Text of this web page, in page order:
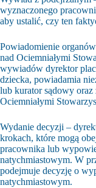
wyznaczonego
aby ustalić, czy ten
Powiadomienie
nad Ociemniałymi
wywiadów dyrektor
dziecka, powiadamia
lub kurator sądowy
Ociemniałymi
Wydanie decyzji –
krokach, które mogą
pracownika lub
natychmiastowym. W
podejmuje decyzję o
natychmiastowym.